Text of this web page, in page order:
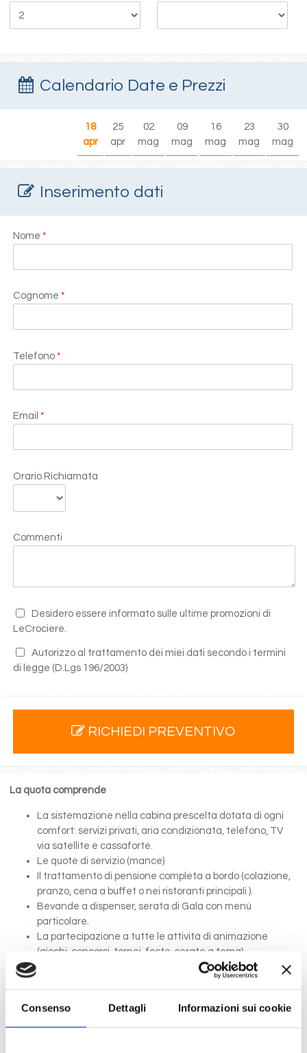
Consenso Dettagli Informazioni sui cookie
Calendario Date e Prezzi
18
apr
25
apr
02
mag
09
mag
16
mag
23
mag
30
mag
Inserimento dati
Nome *
Cognome *
Telefono *
Email *
Orario Richiamata
Commenti
Desidero essere informato sulle ultime promozioni di
LeCrociere.
Autorizzo al trattamento dei miei dati secondo i termini
di legge (D.Lgs 196/2003)
RICHIEDI PREVENTIVO
La quota comprende
La sistemazione nella cabina prescelta dotata di ogni
comfort: servizi privati, aria condizionata, telefono, TV
via satellite e cassaforte.
Le quote di servizio (mance)
Il trattamento di pensione completa a bordo (colazione,
pranzo, cena a buffet o nei ristoranti principali ).
Bevande a dispenser, serata di Gala con menù
particolare.
La partecipazione a tutte le attività di animazione
(giochi, concorsi, tornei, feste, serate a tema).
Gli spettacoli musicali o di cabaret nel teatro di bordo, i
balli e le feste in programma tutte le sere durante la
L'utilizzo di tutte le attrezzature della nave: piscine,
lettini, teli mare, palestra, vasche idromassaggio,